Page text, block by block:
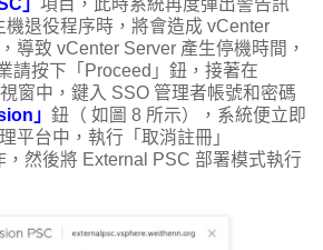
」 項目，此時系統再度彈出警告訊
機退役程序時，將會造成 vCenter
導致 vCenter Server 產生停機時間，
請按下「Proceed」鈕，接著在
窗中，鍵入 SSO 管理者帳號和密碼
」 鈕（ 如圖 8 所示），系統便立即
平台中，執行「取消註冊」
，然後將 External PSC 部署模式執行